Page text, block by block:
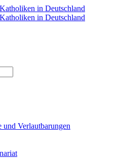
und Verlautbarungen